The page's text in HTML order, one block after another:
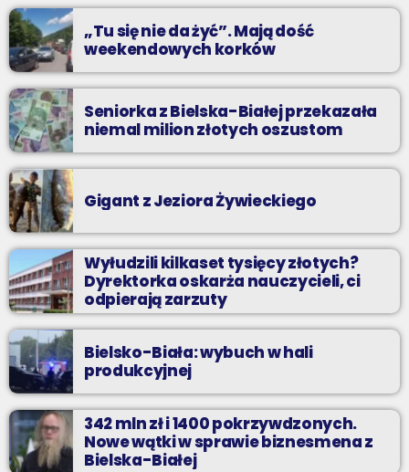
„Tu się nie da żyć”. Mają dość
weekendowych korków
Seniorka z Bielska-Białej przekazała
niemal milion złotych oszustom
Gigant z Jeziora Żywieckiego
Wyłudzili kilkaset tysięcy złotych?
Dyrektorka oskarża nauczycieli, ci
odpierają zarzuty
Bielsko-Biała: wybuch w hali
produkcyjnej
342 mln zł i 1400 pokrzywdzonych.
Nowe wątki w sprawie biznesmena z
Bielska-Białej